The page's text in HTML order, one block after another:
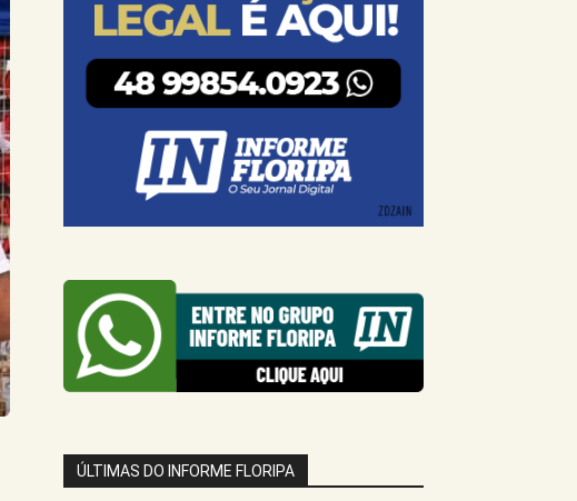
ÚLTIMAS DO INFORME FLORIPA